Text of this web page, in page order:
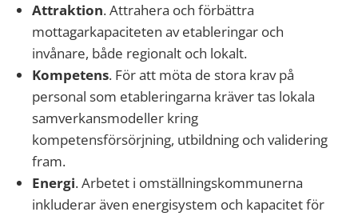
Attraktion. Attrahera och förbättra
mottagarkapaciteten av etableringar och
invånare, både regionalt och lokalt.
Kompetens. För att möta de stora krav på
personal som etableringarna kräver tas lokala
samverkansmodeller kring
kompetensförsörjning, utbildning och validering
fram.
Energi. Arbetet i omställningskommunerna
inkluderar även energisystem och kapacitet för